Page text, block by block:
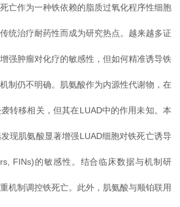
亡作为一种铁依赖的脂质过氧化程序性细胞
统治疗耐药性而成为研究热点。越来越多证
强肿瘤对化疗的敏感性，但如何精准诱导铁
制仍不明确。肌氨酸作为内源性代谢物，在
转移相关，但其在LUAD中的作用未知。本
现肌氨酸显著增强LUAD细胞对铁死亡诱导
FINs)的敏感性。结合临床数据与机制研
机制调控铁死亡。此外，肌氨酸与顺铂联用